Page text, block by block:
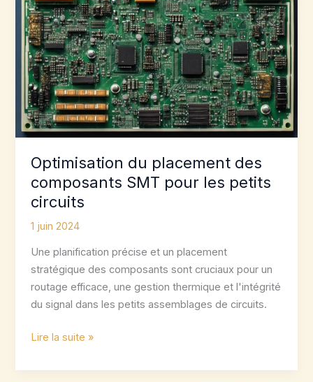
guide
de
placement
complet
Optimisation du placement des
composants SMT pour les petits
circuits
1 juin 2024
Une planification précise et un placement
stratégique des composants sont cruciaux pour un
routage efficace, une gestion thermique et l'intégrité
du signal dans les petits assemblages de circuits.
Optimisation
placement
Lire la suite »